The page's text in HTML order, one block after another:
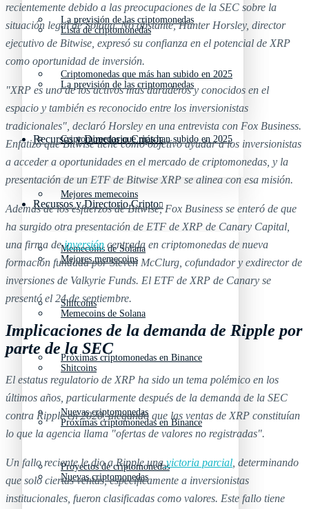
La previsión de las criptomonedas
Criptomonedas que más han subido en 2025
Recursos y Directorio Cripto
Mejores memecoins
Memecoins de Solana
Shitcoins
Próximas criptomonedas en Binance
Nuevas criptomonedas
Proyectos de criptomonedas
Lista de criptomonedas
La previsión de las criptomonedas
Criptomonedas que más han subido en 2025
Recursos y Directorio Cripto
Mejores memecoins
Memecoins de Solana
Shitcoins
Próximas criptomonedas en Binance
Nuevas criptomonedas
recientemente debido a las preocupaciones de la SEC sobre la
situación legal de Solana. No obstante, Hunter Horsley, director
ejecutivo de Bitwise, expresó su confianza en el potencial de XRP
como oportunidad de inversión.
"XRP es uno de los activos más duraderos y conocidos en el
espacio y también es reconocido entre los inversionistas
tradicionales", declaró Horsley en una entrevista con Fox Business.
Enfatizó que Bitwise tiene como objetivo ayudar a los inversionistas
a acceder a oportunidades en el mercado de criptomonedas, y la
presentación de un ETF de Bitwise XRP se alinea con esa misión.
Además de los esfuerzos de Bitwise, Fox Business se enteró de que
ha surgido otra presentación de ETF de XRP de Canary Capital,
una firma de inversióncentrada en criptomonedas de nueva
formación fundada por Steven McClurg, cofundador y exdirector de
inversiones de Valkyrie Funds. El ETF de XRP de Canary se
presentó el 24 de septiembre.
Implicaciones de la demanda de Ripple por
parte de la SEC
El estatus regulatorio de XRP ha sido un tema polémico en los
últimos años, particularmente después de la demanda de la SEC
contra Ripple en 2020, alegando que las ventas de XRP constituían
lo que la agencia llama "ofertas de valores no registradas".
Un fallo reciente le dio a Ripple una victoria parcial , determinando
que solo ciertas ventas, específicamente a inversionistas
institucionales, fueron clasificadas como valores. Este fallo tiene